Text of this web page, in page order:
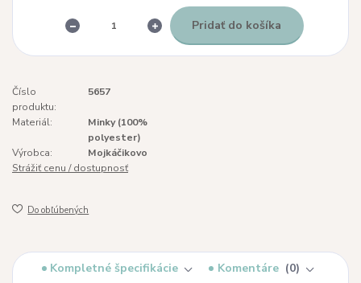
Pridať do košíka
Číslo
produktu:
5657
Materiál:
Minky (100%
polyester)
Výrobca:
Mojkáčikovo
Strážiť cenu / dostupnosť
Do obľúbených
Kompletné špecifikácie Komentáre
0